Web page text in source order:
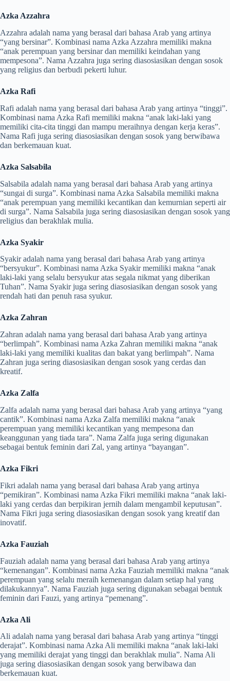
Azka Azzahra
Azzahra adalah nama yang berasal dari bahasa Arab yang artinya
“yang bersinar”. Kombinasi nama Azka Azzahra memiliki makna
“anak perempuan yang bersinar dan memiliki keindahan yang
mempesona”. Nama Azzahra juga sering diasosiasikan dengan sosok
yang religius dan berbudi pekerti luhur.
Azka Rafi
Rafi adalah nama yang berasal dari bahasa Arab yang artinya “tinggi”.
Kombinasi nama Azka Rafi memiliki makna “anak laki-laki yang
memiliki cita-cita tinggi dan mampu meraihnya dengan kerja keras”.
Nama Rafi juga sering diasosiasikan dengan sosok yang berwibawa
dan berkemauan kuat.
Azka Salsabila
Salsabila adalah nama yang berasal dari bahasa Arab yang artinya
“sungai di surga”. Kombinasi nama Azka Salsabila memiliki makna
“anak perempuan yang memiliki kecantikan dan kemurnian seperti air
di surga”. Nama Salsabila juga sering diasosiasikan dengan sosok yang
religius dan berakhlak mulia.
Azka Syakir
Syakir adalah nama yang berasal dari bahasa Arab yang artinya
“bersyukur”. Kombinasi nama Azka Syakir memiliki makna “anak
laki-laki yang selalu bersyukur atas segala nikmat yang diberikan
Tuhan”. Nama Syakir juga sering diasosiasikan dengan sosok yang
rendah hati dan penuh rasa syukur.
Azka Zahran
Zahran adalah nama yang berasal dari bahasa Arab yang artinya
“berlimpah”. Kombinasi nama Azka Zahran memiliki makna “anak
laki-laki yang memiliki kualitas dan bakat yang berlimpah”. Nama
Zahran juga sering diasosiasikan dengan sosok yang cerdas dan
kreatif.
Azka Zalfa
Zalfa adalah nama yang berasal dari bahasa Arab yang artinya “yang
cantik”. Kombinasi nama Azka Zalfa memiliki makna “anak
perempuan yang memiliki kecantikan yang mempesona dan
keanggunan yang tiada tara”. Nama Zalfa juga sering digunakan
sebagai bentuk feminin dari Zal, yang artinya “bayangan”.
Azka Fikri
Fikri adalah nama yang berasal dari bahasa Arab yang artinya
“pemikiran”. Kombinasi nama Azka Fikri memiliki makna “anak laki-
laki yang cerdas dan berpikiran jernih dalam mengambil keputusan”.
Nama Fikri juga sering diasosiasikan dengan sosok yang kreatif dan
inovatif.
Azka Fauziah
Fauziah adalah nama yang berasal dari bahasa Arab yang artinya
“kemenangan”. Kombinasi nama Azka Fauziah memiliki makna “anak
perempuan yang selalu meraih kemenangan dalam setiap hal yang
dilakukannya”. Nama Fauziah juga sering digunakan sebagai bentuk
feminin dari Fauzi, yang artinya “pemenang”.
Azka Ali
Ali adalah nama yang berasal dari bahasa Arab yang artinya “tinggi
derajat”. Kombinasi nama Azka Ali memiliki makna “anak laki-laki
yang memiliki derajat yang tinggi dan berakhlak mulia”. Nama Ali
juga sering diasosiasikan dengan sosok yang berwibawa dan
berkemauan kuat.